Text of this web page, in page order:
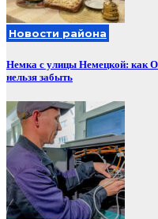
Новости района
Немка с улицы Немецкой: как
нельзя забыть